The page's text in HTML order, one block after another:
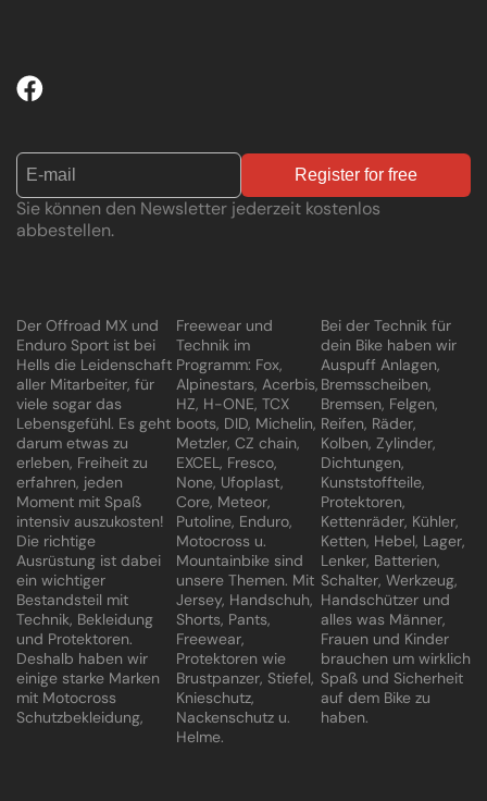
Register for free
Sie können den Newsletter jederzeit kostenlos
abbestellen.
Der Offroad MX und
Enduro Sport ist bei
Hells die Leidenschaft
aller Mitarbeiter, für
viele sogar das
Lebensgefühl. Es geht
darum etwas zu
erleben, Freiheit zu
erfahren, jeden
Moment mit Spaß
intensiv auszukosten!
Die richtige
Ausrüstung ist dabei
ein wichtiger
Bestandsteil mit
Technik, Bekleidung
und Protektoren.
Deshalb haben wir
einige starke Marken
mit Motocross
Schutzbekleidung,
Freewear und
Technik im
Programm: Fox,
Alpinestars, Acerbis,
HZ, H-ONE, TCX
boots, DID, Michelin,
Metzler, CZ chain,
EXCEL, Fresco,
None, Ufoplast,
Core, Meteor,
Putoline, Enduro,
Motocross u.
Mountainbike sind
unsere Themen. Mit
Jersey, Handschuh,
Shorts, Pants,
Freewear,
Protektoren wie
Brustpanzer, Stiefel,
Knieschutz,
Nackenschutz u.
Helme.
Bei der Technik für
dein Bike haben wir
Auspuff Anlagen,
Bremsscheiben,
Bremsen, Felgen,
Reifen, Räder,
Kolben, Zylinder,
Dichtungen,
Kunststoffteile,
Protektoren,
Kettenräder, Kühler,
Ketten, Hebel, Lager,
Lenker, Batterien,
Schalter, Werkzeug,
Handschützer und
alles was Männer,
Frauen und Kinder
brauchen um wirklich
Spaß und Sicherheit
auf dem Bike zu
haben.